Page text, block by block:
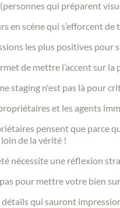
(personnes qui préparent
en scène qui s’efforcent
les plus positives pour
de mettre l’accent sur
staging n'est pas là pour
et les agents
pensent que parce
de la vérité !
nécessite une réflexion
pour mettre votre bien
détails qui sauront